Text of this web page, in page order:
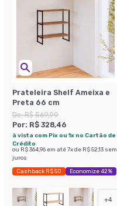
Prateleira Shelf Ameixa e
Preta 66 cm
De:R$ 569,99
Por: R$ 328,46
à vista com Pix ou 1x no Cartão de
Crédito
ou R$ 364,96 em até7x de R$ 52,13 sem
juros
Cashback R$ 50 Economize 42%
+4